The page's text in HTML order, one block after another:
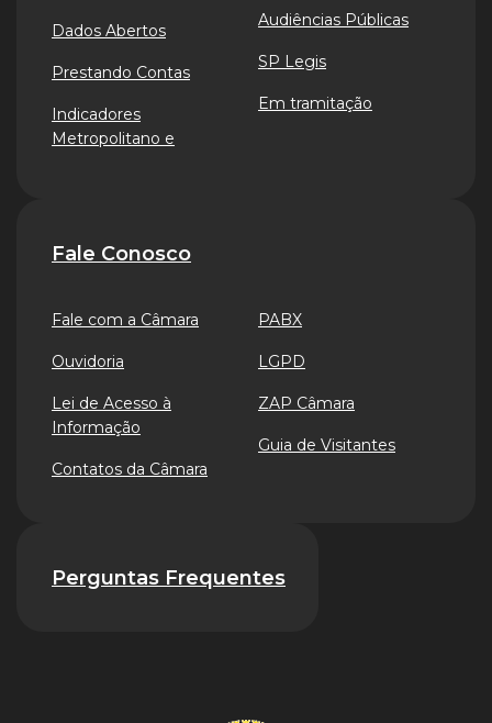
Dados Abertos
Prestando Contas
Indicadores
Metropolitano e
Audiências Públicas
SP Legis
Em tramitação
Fale Conosco
Fale com a Câmara
Ouvidoria
Lei de Acesso à
Informação
Contatos da Câmara
PABX
LGPD
ZAP Câmara
Guia de Visitantes
Perguntas Frequentes